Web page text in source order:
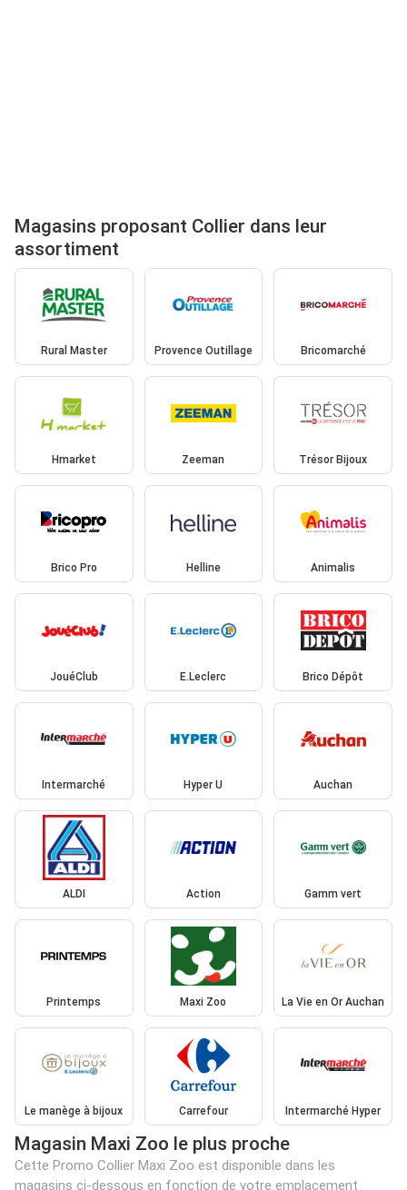
Magasins proposant Collier dans leur
assortiment
Rural Master Provence Outillage Bricomarché
Hmarket Zeeman Trésor Bijoux
Brico Pro Helline Animalis
JouéClub E.Leclerc Brico Dépôt
Intermarché Hyper U Auchan
ALDI Action Gamm vert
Printemps Maxi Zoo La Vie en Or Auchan
Le manège à bijoux Carrefour Intermarché Hyper
Magasin Maxi Zoo le plus proche
Cette Promo Collier Maxi Zoo est disponible dans les
magasins ci-dessous en fonction de votre emplacement